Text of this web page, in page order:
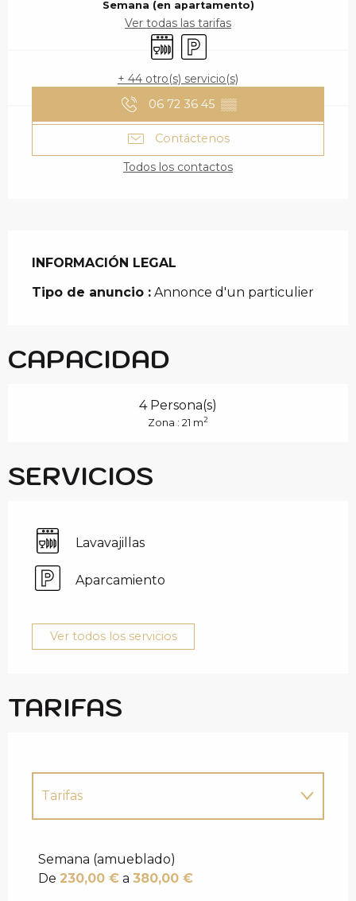
Semana (en apartamento)
Ver todas las tarifas
LavavajillasAparcamiento
+ 44 otro(s) servicio(s)
06 72 36 45 ▒▒
Contáctenos
Todos los contactos
INFORMACIÓN LEGAL
INFORMACIÓN LEGAL
Tipo de anuncio : Annonce d'un particulier
CAPACIDAD
4 Persona(s)
Zona : 21 m2
SERVICIOS
Lavavajillas
Aparcamiento
Ver todos los servicios
TARIFAS
Tarifas
Semana (amueblado)
De 230,00 € a 380,00 €